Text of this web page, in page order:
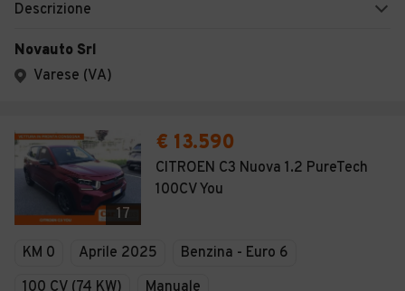
Descrizione
Novauto Srl
Varese (VA)
17
€ 13.590
CITROEN C3 Nuova 1.2 PureTech
100CV You
KM 0 Aprile 2025
Benzina - Euro 6
100 CV (74 KW)
Manuale